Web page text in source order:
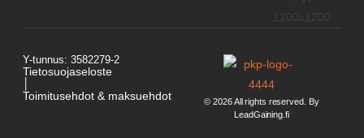
© 2026 All rights reserved. By
LeadGaining.fi
Y-tunnus: 3582279-2
Tietosuojaseloste
Toimitusehdot & maksuehdot